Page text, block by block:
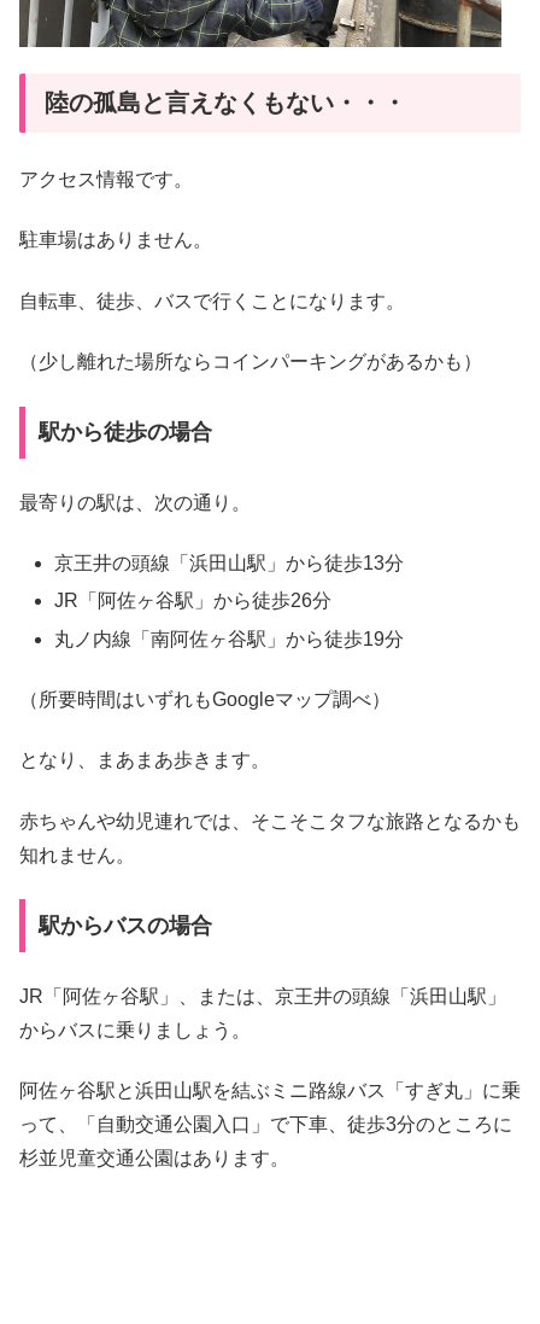
陸の孤島と言えなくもない・・・
アクセス情報です。
駐車場はありません。
自転車、徒歩、バスで行くことになります。
（少し離れた場所ならコインパーキングがあるかも）
駅から徒歩の場合
最寄りの駅は、次の通り。
京王井の頭線「浜田山駅」から徒歩13分
JR「阿佐ヶ谷駅」から徒歩26分
丸ノ内線「南阿佐ヶ谷駅」から徒歩19分
（所要時間はいずれもGoogleマップ調べ）
となり、まあまあ歩きます。
赤ちゃんや幼児連れでは、そこそこタフな旅路となるかも
知れません。
駅からバスの場合
JR「阿佐ヶ谷駅」、または、京王井の頭線「浜田山駅」
からバスに乗りましょう。
阿佐ヶ谷駅と浜田山駅を結ぶミニ路線バス「すぎ丸」に乗
って、「自動交通公園入口」で下車、徒歩3分のところに
杉並児童交通公園はあります。